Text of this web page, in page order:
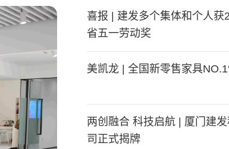
喜报 | 建发多个集体和个人获
省五一劳动奖
美凯龙 | 全国新零售家具
两创融合 科技启航 | 厦门建
司正式揭牌